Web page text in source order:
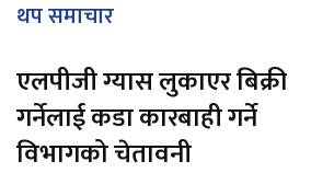
थप समाचार
एलपीजी ग्यास लुकाएर बिक्री
गर्नेलाई कडा कारबाही गर्ने
विभागको चेतावनी